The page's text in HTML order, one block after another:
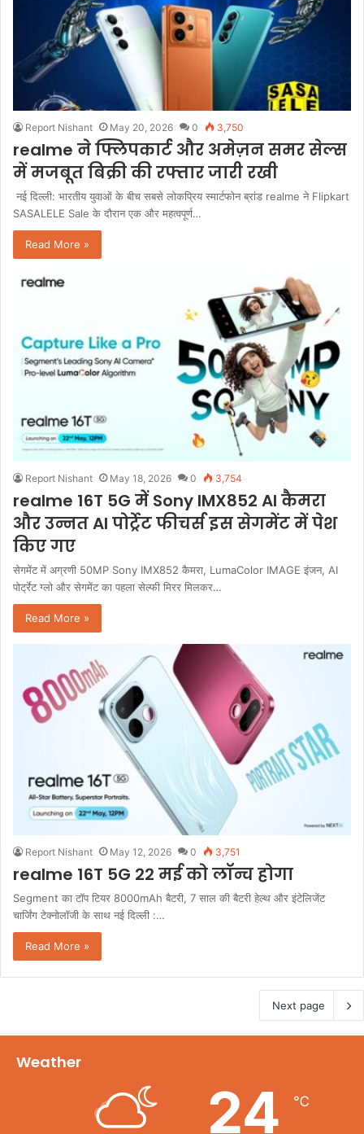
Report Nishant May 20, 2026 0 3,750
realme ने फ्लिपकार्ट और अमेज़न समर सेल्स
में मजबूत बिक्री की रफ्तार जारी रखी
नई दिल्ली: भारतीय युवाओं के बीच सबसे लोकप्रिय स्मार्टफोन ब्रांड realme ने Flipkart
SASALELE Sale के दौरान एक और महत्वपूर्ण…
Read More »
Report Nishant May 18, 2026 0 3,754
realme 16T 5G में Sony IMX852 AI कैमरा
और उन्नत AI पोर्ट्रेट फीचर्स इस सेगमेंट में पेश
किए गए
सेगमेंट में अग्रणी 50MP Sony IMX852 कैमरा, LumaColor IMAGE इंजन, AI
पोर्ट्रेट ग्लो और सेगमेंट का पहला सेल्फी मिरर मिलकर…
Read More »
Report Nishant May 12, 2026 0 3,751
realme 16T 5G 22 मई को लॉन्च होगा
Segment का टॉप टियर 8000mAh बैटरी, 7 साल की बैटरी हेल्थ और इंटेलिजेंट
चार्जिंग टेक्नोलॉजी के साथ नई दिल्ली :…
Read More »
Next page
Weather
24 ℃